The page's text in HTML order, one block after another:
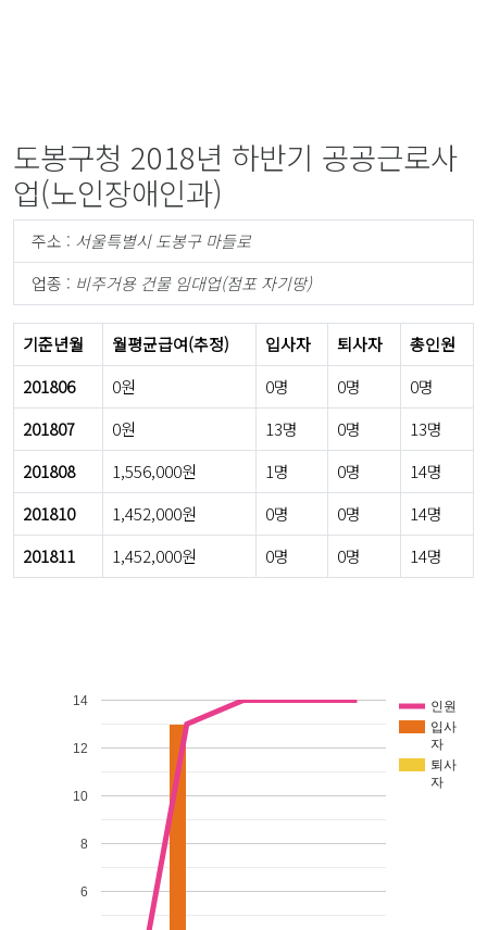
도봉구청 2018년 하반기 공공근로사
업(노인장애인과)
주소 : 서울특별시 도봉구 마들로
업종 : 비주거용 건물 임대업(점포 자기땅)
기준년월 월평균급여(추정) 입사자 퇴사자
총인원
201806
0원 0명 0명
0명
201807
0원 13명 0명
13명
201808
1,556,000원 1명 0명
14명
201810
1,452,000원 0명 0명
14명
201811
1,452,000원 0명 0명 14명
인원
입사
자
퇴사
자
6
8
10
12
14